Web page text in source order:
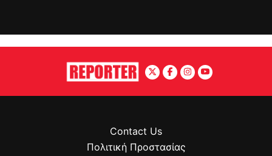
Contact Us
Πολιτική Προστασίας